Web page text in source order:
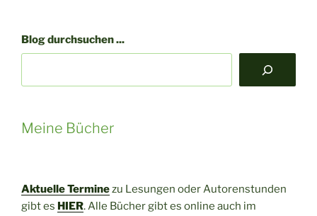
Blog durchsuchen ...
Meine Bücher
Aktuelle Terminezu Lesungen oder Autorenstunden
gibt es HIER. Alle Bücher gibt es online auch im